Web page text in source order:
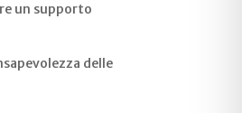
un supporto
delle